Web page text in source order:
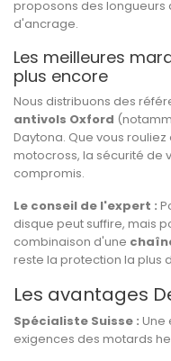
proposons des longueurs
d'ancrage.
Les meilleures
plus encore
Nous distribuons des
antivols Oxford
Daytona. Que vous
motocross, la sécurité de
compromis.
Le conseil de l'expert :
disque peut suffire, mais
combinaison d'une
reste la protection la plus
Les avantages
Spécialiste Suisse : Une
exigences des motards